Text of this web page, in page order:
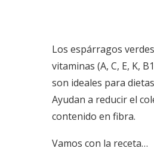
Los espárragos
vitaminas (A, C, E, K,
son ideales para
Ayudan a reducir el
contenido en fibra.
Vamos con la receta…